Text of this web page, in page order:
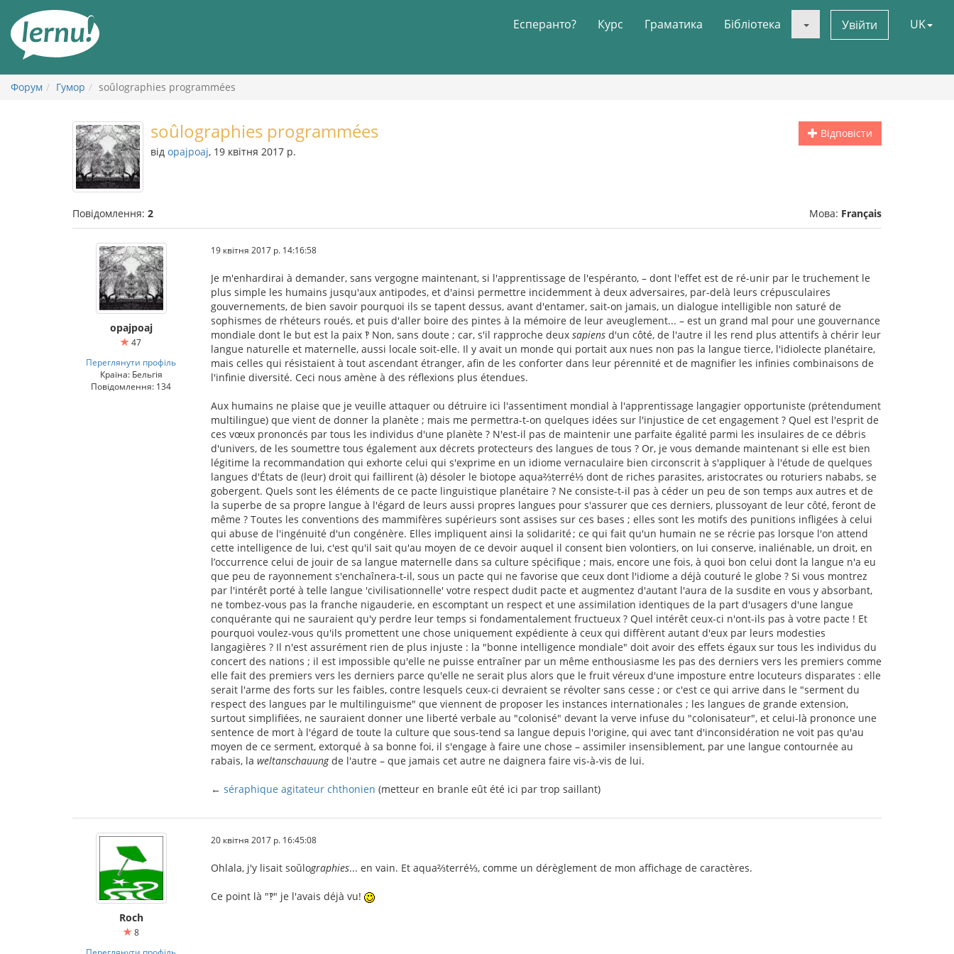
змісту
Есперанто? Курс Граматика Бібліотека Увійти UK
Форум Гумор soûlographies programmées
Відповісти
soûlographies programmées
від opajpoaj, 19 квітня 2017 р.
Повідомлення: 2 Мова: Français
opajpoaj
47
Переглянути профіль
Країна: Бельгія
Повідомлення: 134
19 квітня 2017 р. 14:16:58
Je m'enhardirai à demander, sans vergogne maintenant, si l'apprentissage de l'espéranto, – dont l'effet est de ré-unir par le truchement le
plus simple les humains jusqu'aux antipodes, et d'ainsi permettre incidemment à deux adversaires, par-delà leurs crépusculaires
gouvernements, de bien savoir pourquoi ils se tapent dessus, avant d'entamer, sait-on jamais, un dialogue intelligible non saturé de
sophismes de rhéteurs roués, et puis d'aller boire des pintes à la mémoire de leur aveuglement... – est un grand mal pour une gouvernance
mondiale dont le but est la paix ‽ Non, sans doute ; car, s'il rapproche deux sapiens d'un côté, de l'autre il les rend plus attentifs à chérir leur
langue naturelle et maternelle, aussi locale soit-elle. Il y avait un monde qui portait aux nues non pas la langue tierce, l'idiolecte planétaire,
mais celles qui résistaient à tout ascendant étranger, afin de les conforter dans leur pérennité et de magnifier les infinies combinaisons de
l'infinie diversité. Ceci nous amène à des réflexions plus étendues.
Aux humains ne plaise que je veuille attaquer ou détruire ici l'assentiment mondial à l'apprentissage langagier opportuniste (prétendument
multilingue) que vient de donner la planète ; mais me permettra-t-on quelques idées sur l'injustice de cet engagement ? Quel est l'esprit de
ces vœux prononcés par tous les individus d'une planète ? N'est-il pas de maintenir une parfaite égalité parmi les insulaires de ce débris
d'univers, de les soumettre tous également aux décrets protecteurs des langues de tous ? Or, je vous demande maintenant si elle est bien
légitime la recommandation qui exhorte celui qui s'exprime en un idiome vernaculaire bien circonscrit à s'appliquer à l'étude de quelques
langues d'États de (leur) droit qui faillirent (à) désoler le biotope aqua⅔terré⅓ dont de riches parasites, aristocrates ou roturiers nababs, se
gobergent. Quels sont les éléments de ce pacte linguistique planétaire ? Ne consiste-t-il pas à céder un peu de son temps aux autres et de
la superbe de sa propre langue à l'égard de leurs aussi propres langues pour s'assurer que ces derniers, plussoyant de leur côté, feront de
même ? Toutes les conventions des mammifères supérieurs sont assises sur ces bases ; elles sont les motifs des punitions infligées à celui
qui abuse de l'ingénuité d'un congénère. Elles impliquent ainsi la solidarité ; ce qui fait qu'un humain ne se récrie pas lorsque l'on attend
cette intelligence de lui, c'est qu'il sait qu'au moyen de ce devoir auquel il consent bien volontiers, on lui conserve, inaliénable, un droit, en
l’occurrence celui de jouir de sa langue maternelle dans sa culture spécifique ; mais, encore une fois, à quoi bon celui dont la langue n'a eu
que peu de rayonnement s'enchaînera-t-il, sous un pacte qui ne favorise que ceux dont l'idiome a déjà couturé le globe ? Si vous montrez
par l'intérêt porté à telle langue 'civilisationnelle' votre respect dudit pacte et augmentez d'autant l'aura de la susdite en vous y absorbant,
ne tombez-vous pas la franche nigauderie, en escomptant un respect et une assimilation identiques de la part d'usagers d'une langue
conquérante qui ne sauraient qu'y perdre leur temps si fondamentalement fructueux ? Quel intérêt ceux-ci n'ont-ils pas à votre pacte ! Et
pourquoi voulez-vous qu'ils promettent une chose uniquement expédiente à ceux qui diffèrent autant d'eux par leurs modesties
langagières ? Il n'est assurément rien de plus injuste : la "bonne intelligence mondiale" doit avoir des effets égaux sur tous les individus du
concert des nations ; il est impossible qu'elle ne puisse entraîner par un même enthousiasme les pas des derniers vers les premiers comme
elle fait des premiers vers les derniers parce qu'elle ne serait plus alors que le fruit véreux d'une imposture entre locuteurs disparates : elle
serait l'arme des forts sur les faibles, contre lesquels ceux-ci devraient se révolter sans cesse ; or c'est ce qui arrive dans le "serment du
respect des langues par le multilinguisme" que viennent de proposer les instances internationales ; les langues de grande extension,
surtout simplifiées, ne sauraient donner une liberté verbale au "colonisé" devant la verve infuse du "colonisateur", et celui-là prononce une
sentence de mort à l'égard de toute la culture que sous-tend sa langue depuis l'origine, qui avec tant d'inconsidération ne voit pas qu'au
moyen de ce serment, extorqué à sa bonne foi, il s'engage à faire une chose – assimiler insensiblement, par une langue contournée au
rabais, la weltanschauungde l'autre – que jamais cet autre ne daignera faire vis-à-vis de lui.
← séraphique agitateur chthonien (metteur en branle eût été ici par trop saillant)
Roch
8
20 квітня 2017 р. 16:45:08
Ohlala, j'y lisait soŭlographies... en vain. Et aqua⅔terré⅓, comme un dérèglement de mon affichage de caractères.
Ce point là "‽" je l'avais déjà vu!